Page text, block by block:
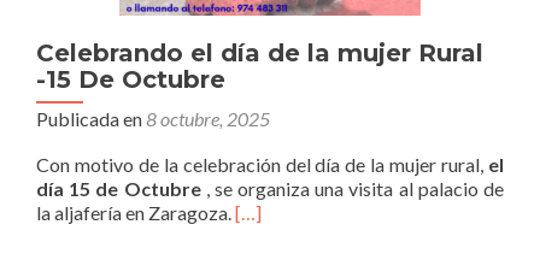
Celebrando el día de la mujer Rural
-15 De Octubre
Publicada en8 octubre, 2025
Con motivo de la celebración del día de la mujer rural, el
día 15 de Octubre, se organiza una visita al palacio de
la aljafería en Zaragoza.[…]